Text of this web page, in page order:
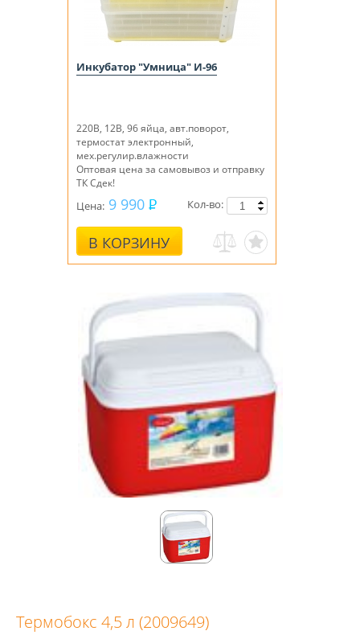
Инкубатор "Умница" И-96
220B, 12В, 96 яйца, авт.поворот,
термостат электронный,
мех.регулир.влажности
Оптовая цена за самовывоз и отправку
ТК Сдек!
Цена: 9 990
В КОРЗИНУ
Кол-во:
Термобокс 4,5 л (2009649)